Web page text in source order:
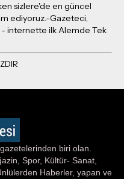
sizlere'de en güncel
ediyoruz.-Gazeteci,
- internette ilk Alemde Tek
biri olan.
Spor, Kültür- Sanat,
Haberler, yapan ve